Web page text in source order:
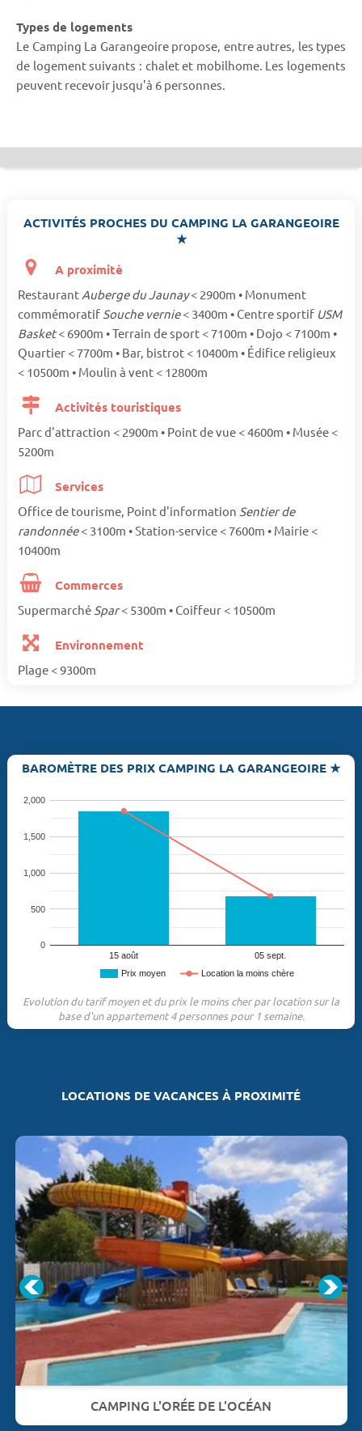
Types de logements
Le Camping La Garangeoire propose, entre autres, les types
de logement suivants : chalet et mobilhome. Les logements
peuvent recevoir jusqu'à 6 personnes.
ACTIVITÉS PROCHES DU CAMPING LA GARANGEOIRE
★
A proximité
Restaurant Auberge du Jaunay< 2900m • Monument
commémoratif Souche vernie< 3400m • Centre sportif USM
Basket< 6900m • Terrain de sport < 7100m • Dojo < 7100m •
Quartier < 7700m • Bar, bistrot < 10400m • Édifice religieux
< 10500m • Moulin à vent < 12800m
Activités touristiques
Parc d'attraction < 2900m • Point de vue < 4600m • Musée <
5200m
Services
Office de tourisme, Point d'information Sentier de
randonnée< 3100m • Station-service < 7600m • Mairie <
10400m
Commerces
Supermarché Spar< 5300m • Coiffeur < 10500m
Environnement
Plage < 9300m
BAROMÈTRE DES PRIX CAMPING LA GARANGEOIRE ★
Prix moyen Location la moins chère
15 août 05 sept.
0
500
1,000
1,500
2,000
Evolution du tarif moyen et du prix le moins cher par location sur la
base d'un appartement 4 personnes pour 1 semaine.
LOCATIONS DE VACANCES À PROXIMITÉ
CAMPING L'ORÉE DE L'OCÉAN